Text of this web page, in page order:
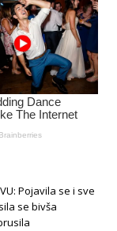
Pojavila se i sve
se bivša